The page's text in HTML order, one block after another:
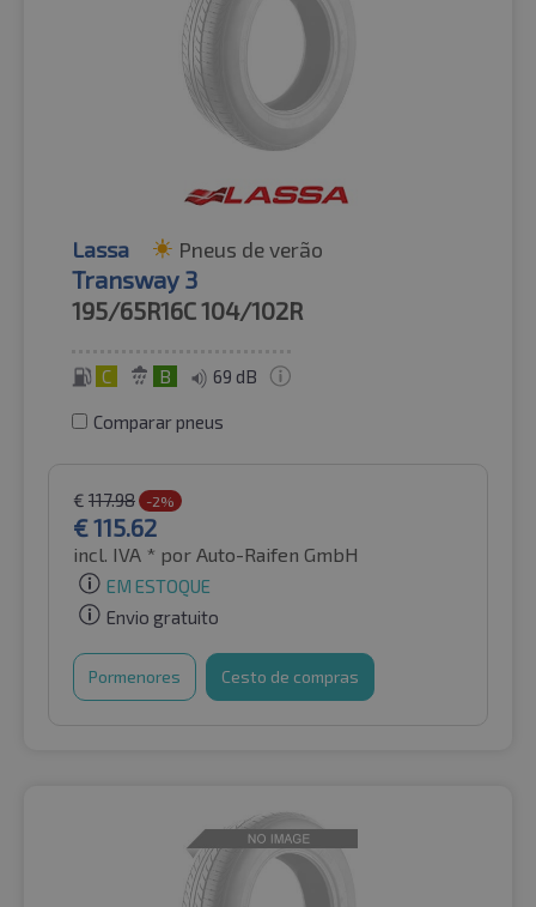
Lassa Pneus de verão
Transway 3
195/65R16C104/102R
C B 69 dB
Comparar pneus
€ 117.98 -2%
€115.62
incl. IVA * por Auto-Raifen GmbH
EM ESTOQUE
Envio gratuito
Pormenores Cesto de compras